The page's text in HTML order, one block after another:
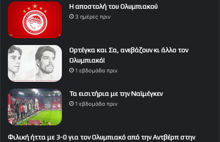
Η αποστολή του Ολυμπιακού
3 ημέρες πριν
Ορτέγκα και Σα, ανεβάζουν κι άλλο τον
Ολυμπιακό!
1 εβδομάδα πριν
Τα εισιτήρια με την Ναϊμέγκεν
1 εβδομάδα πριν
Φιλική ήττα με 3-0 για τον Ολυμπιακό από την Αντβέρπ στην